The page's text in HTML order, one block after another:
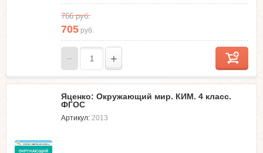
766руб.
705 руб.
− +
Яценко: Окружающий мир. КИМ. 4 класс.
ФГОС
Артикул: 2013